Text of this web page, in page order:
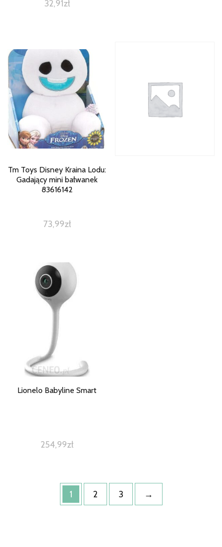
32,91zł
Tm Toys Disney Kraina Lodu:
Gadający mini bałwanek
83616142
73,99zł
Lionelo Babyline Smart
254,99zł
1 2 3 →